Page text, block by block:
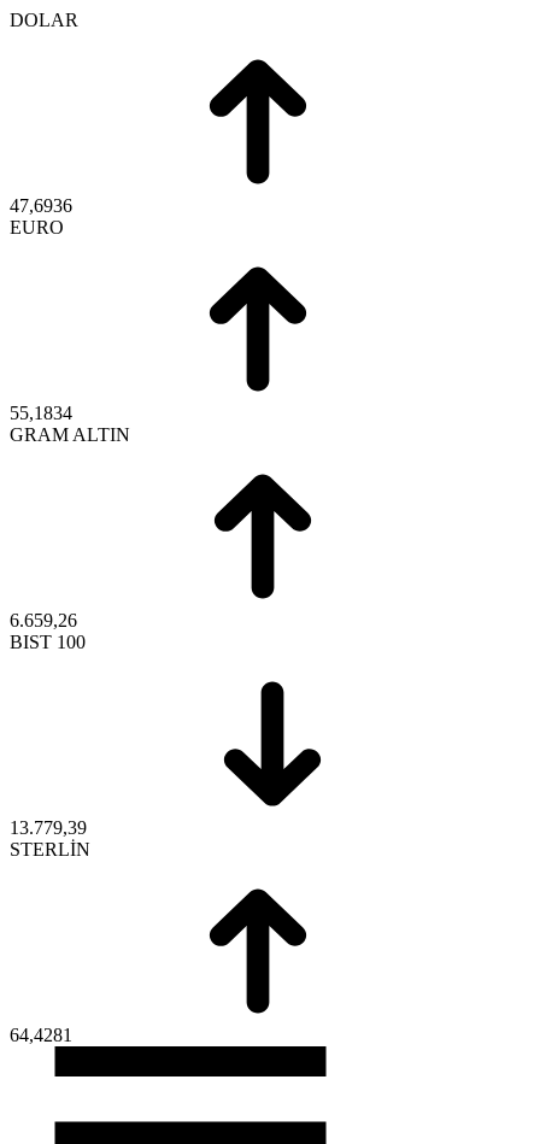
DOLAR
47,6936
EURO
55,1834
GRAM ALTIN
6.659,26
BIST 100
13.779,39
STERLİN
64,4281